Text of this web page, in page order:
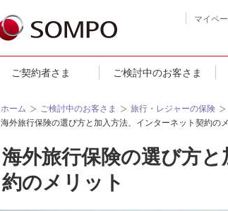
マイペ
ご契約者さま ご検討中のお客さま
ホーム ご検討中のお客さま 旅行・レジャーの保険
海外旅行保険の選び方と加入方法、インターネット契約の
海外旅行保険の選び方
約のメリット